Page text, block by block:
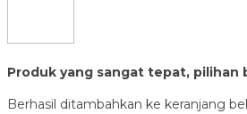
Produk yang sangat tepat, pilihan
Berhasil ditambahkan ke keranjang